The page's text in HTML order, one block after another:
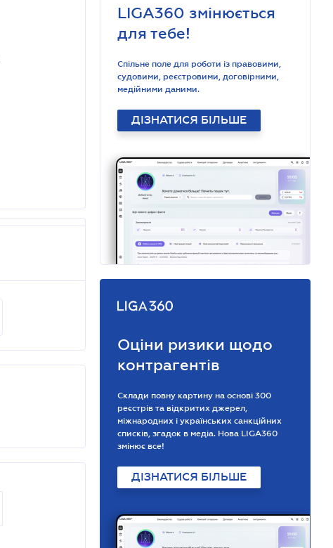
LIGA360 змінюється
для тебе!
Спільне поле для роботи із правовими,
судовими, реєстровими, договірними,
медійними даними.
ДІЗНАТИСЯ БІЛЬШЕ
Оціни ризики щодо
контрагентів
Склади повну картину на основі 300
реєстрів та відкритих джерел,
міжнародних і українських санкційних
списків, згадок в медіа. Нова LIGA360
змінює все!
ДІЗНАТИСЯ БІЛЬШЕ